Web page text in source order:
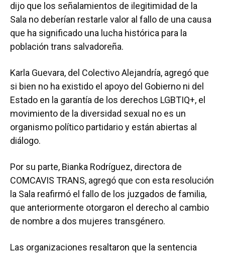
dijo que los señalamientos de ilegitimidad de la
Sala no deberían restarle valor al fallo de una causa
que ha significado una lucha histórica para la
población trans salvadoreña.
Karla Guevara, del Colectivo Alejandría, agregó que
si bien no ha existido el apoyo del Gobierno ni del
Estado en la garantía de los derechos LGBTIQ+, el
movimiento de la diversidad sexual no es un
organismo político partidario y están abiertas al
diálogo.
Por su parte, Bianka Rodríguez, directora de
COMCAVIS TRANS, agregó que con esta resolución
la Sala reafirmó el fallo de los juzgados de familia,
que anteriormente otorgaron el derecho al cambio
de nombre a dos mujeres transgénero.
Las organizaciones resaltaron que la sentencia